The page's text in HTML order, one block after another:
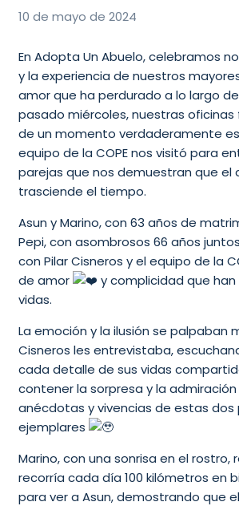
10 de mayo de 2024
En Adopta Un Abuelo, celebramos
y la experiencia de nuestros
amor que ha perdurado a lo largo
pasado miércoles, nuestras
de un momento verdaderamente
equipo de la COPE nos visitó para
parejas que nos demuestran que el
trasciende el tiempo.
Asun y Marino, con 63 años de
Pepi, con asombrosos 66 años
con Pilar Cisneros y el equipo de la
de amor
y complicidad que
vidas.
La emoción y la ilusión se palpaban
Cisneros les entrevistaba,
cada detalle de sus vidas
contener la sorpresa y la
anécdotas y vivencias de estas dos
ejemplares
Marino, con una sonrisa en el
recorría cada día 100 kilómetros en
para ver a Asun, demostrando que